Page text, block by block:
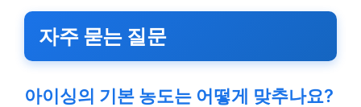
자주 묻는 질문
아이싱의 기본 농도는 어떻게 맞추나요?